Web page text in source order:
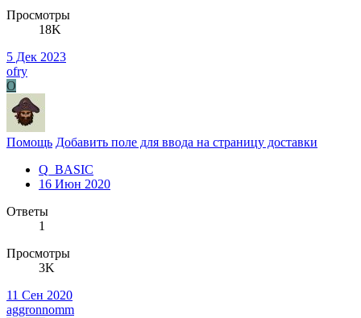
Просмотры
18K
5 Дек 2023
ofry
O
Помощь Добавить поле для ввода на страницу доставки
Q_BASIC
16 Июн 2020
Ответы
1
Просмотры
3K
11 Сен 2020
aggronnomm